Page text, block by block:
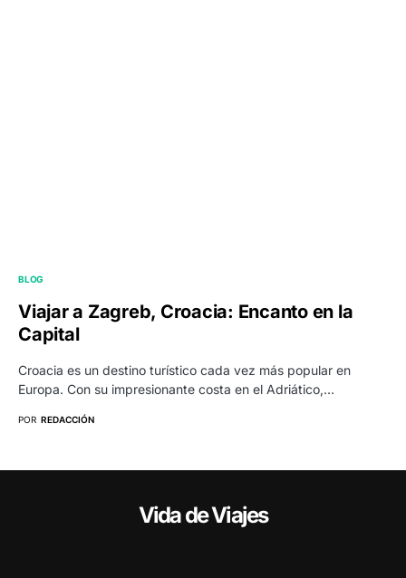
BLOG
Viajar a Zagreb, Croacia: Encanto en la
Capital
Croacia es un destino turístico cada vez más popular en
Europa. Con su impresionante costa en el Adriático,…
POR REDACCIÓN
Vida de Viajes